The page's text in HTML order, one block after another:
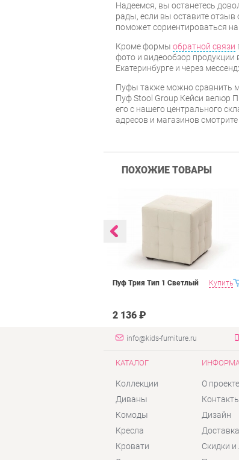
Надеемся, вы останетесь
рады, если вы оставите отзыв
поможет сориентироваться
Кроме формы обратной связи
фото и видеообзор продукции
Екатеринбурге и через
Пуфы также можно сравнить
Пуф Stool Group Кейси велюр
его с нашего центрального
адресов и магазинов
ПОХОЖИЕ ТОВАРЫ
Купить
Пуф Трия Тип 1 Светлый
2 136 ₽
info@kids-furniture.ru
КАТАЛОГ
Коллекции
Диваны
Комоды
Кресла
Кровати
О проекте
Дизайн
Скидки и